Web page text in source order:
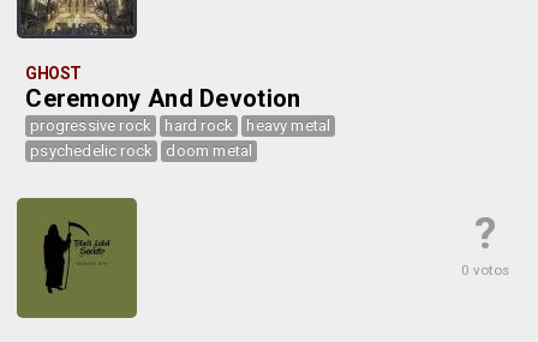
GHOST
Ceremony And Devotion
progressive rock hard rock
heavy metal
psychedelic rock
doom metal
?
0 votos